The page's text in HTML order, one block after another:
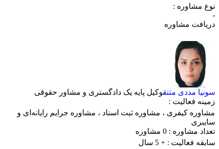
نوع مشاوره :
-
دریافت مشاوره
سونیا مددی متنقوکیل پایه یک دادگستری و مشاور حقوقی
زمینه فعالیت :
مشاوره کیفری ، مشاوره ثبت اسناد ، مشاوره جرایم رایانه‌ای و
سایبری
تعداد مشاوره : 0 مشاوره
سابقه فعالیت : + 5 سال